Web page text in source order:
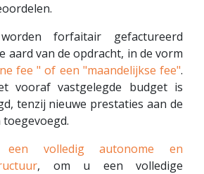
forfaitair gefactureerd
aard van de opdracht, in de vorm
fee " of een "maandelijkse fee".
vooraf vastgelegde budget is
tenzij nieuwe prestaties aan de
volledig autonome en
, om u een volledige